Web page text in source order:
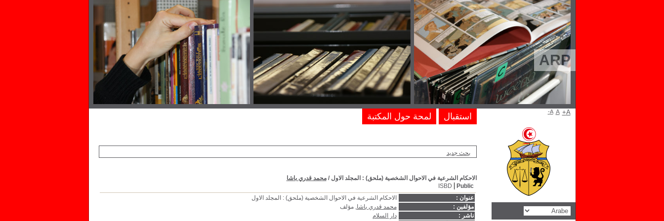
ARP
بحث جديد
الاحكام الشرعية في الاحوال الشخصية (ملحق) : المجلد الاول /محمد قدري باشا
Public
ISBD
عنوان :
الاحكام الشرعية في الاحوال الشخصية (ملحق) : المجلد الاول
مؤلفين :
محمد قدري باشا, مؤلف
ناشر :
دار السلام
استقبال لمحة حول المكتبة A- A A+